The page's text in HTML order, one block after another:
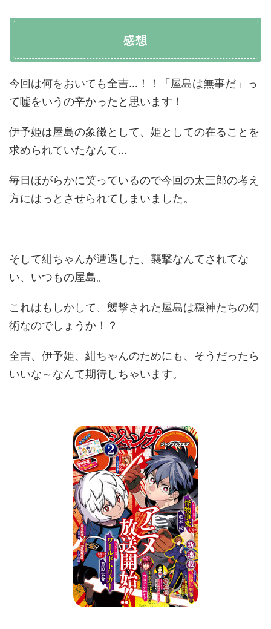
感想
今回は何をおいても全吉…！！「屋島は無事だ」っ
て嘘をいうの辛かったと思います！
伊予姫は屋島の象徴として、姫としての在ることを
求められていたなんて…
毎日ほがらかに笑っているので今回の太三郎の考え
方にはっとさせられてしまいました。
そして紺ちゃんが遭遇した、襲撃なんてされてな
い、いつもの屋島。
これはもしかして、襲撃された屋島は穏神たちの幻
術なのでしょうか！？
全吉、伊予姫、紺ちゃんのためにも、そうだったら
いいな～なんて期待しちゃいます。